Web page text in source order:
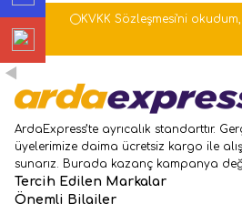
KVKK Sözleşmesi'ni
ArdaExpress’te ayrıcalık standarttır.
üyelerimize daima ücretsiz kargo ile
sunarız. Burada kazanç kampanya
Tercih Edilen Markalar
Önemli Bilgiler